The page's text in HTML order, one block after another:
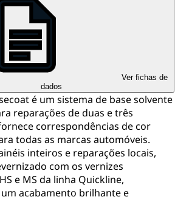
Ver fichas de
dados
é um sistema de base solvente
reparações de duas e três
correspondências de cor
todas as marcas automóveis.
inteiros e reparações locais,
com os vernizes
e MS da linha Quickline,
acabamento brilhante e